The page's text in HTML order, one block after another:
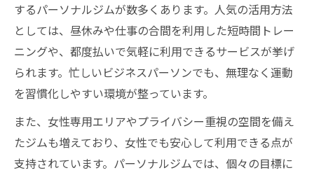
するパーソナルジムが数多くあります。人気の活用方法
としては、昼休みや仕事の合間を利用した短時間トレー
ニングや、都度払いで気軽に利用できるサービスが挙げ
られます。忙しいビジネスパーソンでも、無理なく運動
を習慣化しやすい環境が整っています。
また、女性専用エリアやプライバシー重視の空間を備え
たジムも増えており、女性でも安心して利用できる点が
支持されています。パーソナルジムでは、個々の目標に